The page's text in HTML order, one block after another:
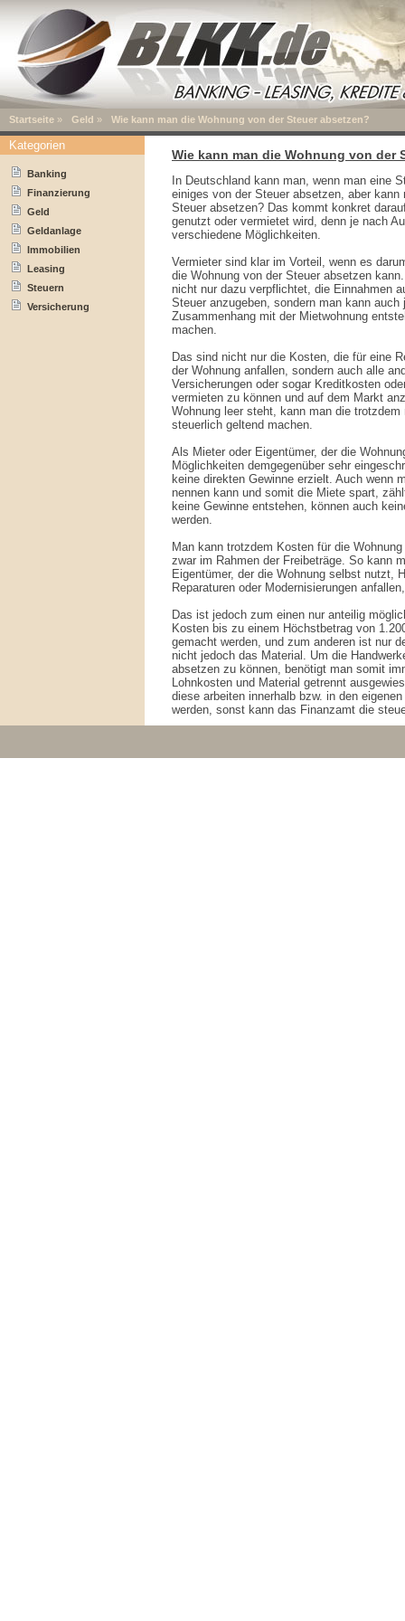
Startseite » Geld » Wie kann man die Wohnung von der Steuer absetzen?
Wie kann man die Wohnung von der
In Deutschland kann man, wenn man eine
einiges von der Steuer absetzen, aber kann
Steuer absetzen? Das kommt konkret
genutzt oder vermietet wird, denn je nach
verschiedene Möglichkeiten.
Vermieter sind klar im Vorteil, wenn es
die Wohnung von der Steuer absetzen
nicht nur dazu verpflichtet, die Einnahmen
Steuer anzugeben, sondern man kann
Zusammenhang mit der Mietwohnung
machen.
Das sind nicht nur die Kosten, die für eine
der Wohnung anfallen, sondern auch alle
Versicherungen oder sogar Kreditkosten
vermieten zu können und auf dem Markt
Wohnung leer steht, kann man die
steuerlich geltend machen.
Als Mieter oder Eigentümer, der die
Möglichkeiten demgegenüber sehr
keine direkten Gewinne erzielt. Auch wenn
nennen kann und somit die Miete spart,
keine Gewinne entstehen, können auch
werden.
Man kann trotzdem Kosten für die
zwar im Rahmen der Freibeträge. So kann
Eigentümer, der die Wohnung selbst nutzt,
Reparaturen oder Modernisierungen
Das ist jedoch zum einen nur anteilig
Kosten bis zu einem Höchstbetrag von
gemacht werden, und zum anderen ist nur
nicht jedoch das Material. Um die
absetzen zu können, benötigt man somit
Lohnkosten und Material getrennt
diese arbeiten innerhalb bzw. in den
werden, sonst kann das Finanzamt die
Kategorien
Banking
Finanzierung
Geld
Geldanlage
Immobilien
Leasing
Steuern
Versicherung